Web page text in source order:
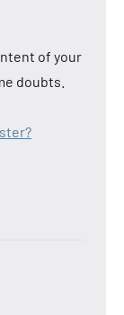
of your
doubts.